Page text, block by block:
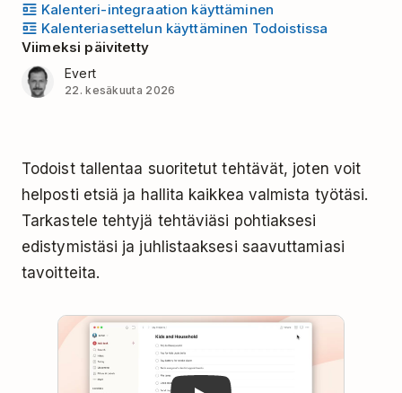
Kalenteri-integraation käyttäminen
Kalenteriasettelun käyttäminen Todoistissa
Viimeksi päivitetty
Evert
22. kesäkuuta 2026
Todoist tallentaa suoritetut tehtävät, joten voit
helposti etsiä ja hallita kaikkea valmista työtäsi.
Tarkastele tehtyjä tehtäviäsi pohtiaksesi
edistymistäsi ja juhlistaaksesi saavuttamiasi
tavoitteita.
Play